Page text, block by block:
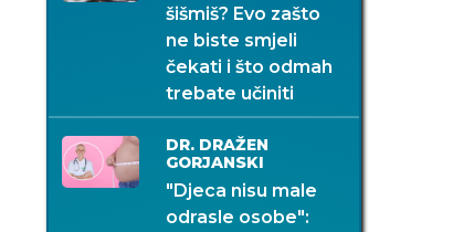
šišmiš? Evo zašto
ne biste smjeli
čekati i što odmah
trebate učiniti
DR. DRAŽEN
GORJANSKI
"Djeca nisu male
odrasle osobe":